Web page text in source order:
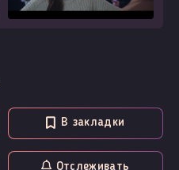
В закладки
Отслеживать